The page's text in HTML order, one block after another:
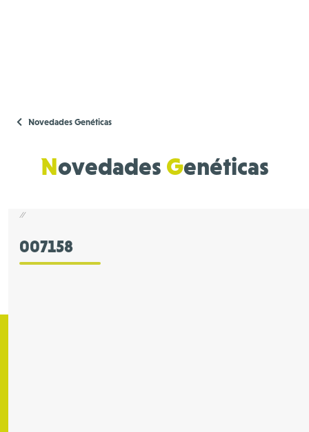
Novedades Genéticas
Novedades Genéticas
//
007158